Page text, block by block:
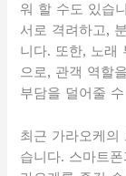
워 할 수도 있습
서로 격려하고,
니다. 또한, 노래
으로, 관객 역할
부담을 덜어줄
최근 가라오케의
습니다. 스마트